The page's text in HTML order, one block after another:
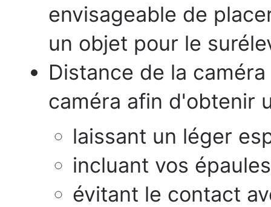
envisageable de
un objet pour le
Distance de la
caméra afin d'obtenir
laissant un léger
incluant vos
évitant le contact